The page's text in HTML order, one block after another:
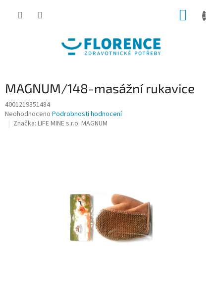
MAGNUM/148-masážní rukavice
4001219351484
Průměrné
hodnocení
Neohodnoceno Podrobnosti hodnocení
Značka: LIFE MINE s.r.o. MAGNUM